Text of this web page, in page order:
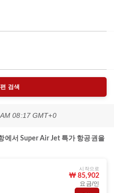
검색
08:17 GMT+0
에서 Super Air Jet 특가 항공권을
시작으로
₩ 85,902
요금/인